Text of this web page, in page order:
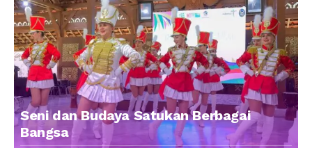
Seni dan Budaya Satukan Berbagai
Bangsa